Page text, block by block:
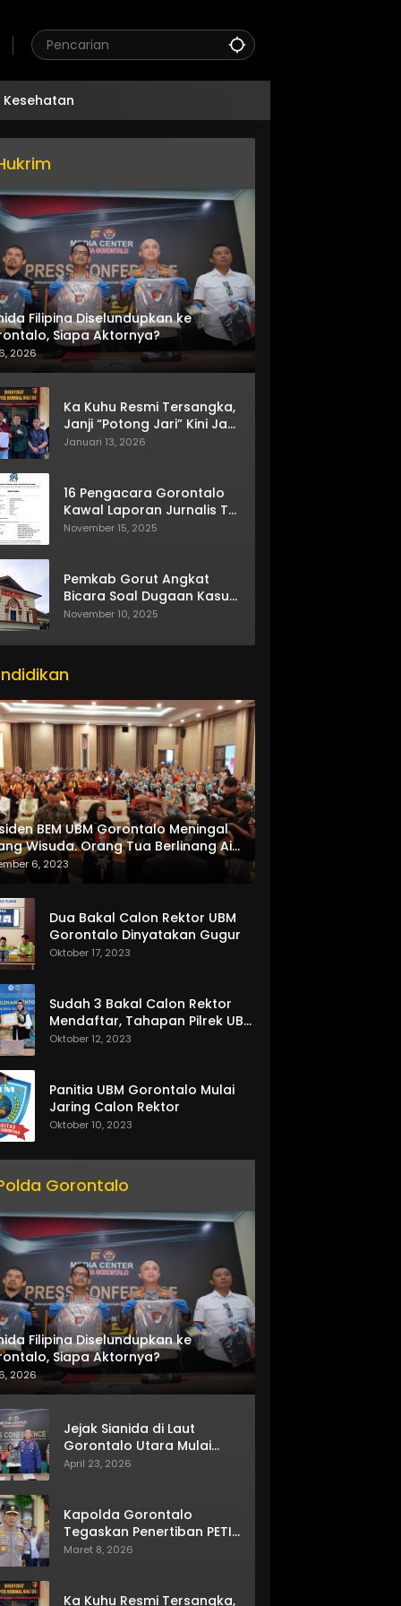
Kesehatan
Filipina Diselundupkan ke
Siapa Aktornya?
2026
Ka Kuhu Resmi Tersangka,
Janji “Potong Jari” Kini Jadi
Bumerang
Januari 13, 2026
16 Pengacara Gorontalo
Kawal Laporan Jurnalis TV
One
November 15, 2025
Pemkab Gorut Angkat
Bicara Soal Dugaan Kasus
Asusila Oknum ASN
November 10, 2025
BEM UBM Gorontalo Meningal
Wisuda. Orang Tua Berlinang Air
Menerima SKL dan Pemasangan
6, 2023
Dua Bakal Calon Rektor UBM
Gorontalo Dinyatakan Gugur
Oktober 17, 2023
Sudah 3 Bakal Calon Rektor
Mendaftar, Tahapan Pilrek UBM
Gorontalo Makin Seru
Oktober 12, 2023
Panitia UBM Gorontalo Mulai
Jaring Calon Rektor
Oktober 10, 2023
Gorontalo
Filipina Diselundupkan ke
Siapa Aktornya?
2026
Jejak Sianida di Laut
Gorontalo Utara Mulai
Terkuak
April 23, 2026
Kapolda Gorontalo
Tegaskan Penertiban PETI
Terus Berjalan
Maret 8, 2026
Ka Kuhu Resmi Tersangka,